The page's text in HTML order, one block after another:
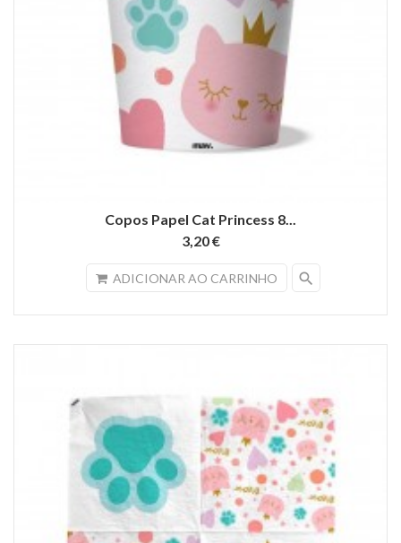
Copos Papel Cat Princess 8...
3,20 €
ADICIONAR AO CARRINHO search